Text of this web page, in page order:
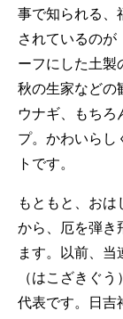
事で知られる、
されているのが
ーフにした土製
秋の生家などの
ウナギ、もちろ
プ。かわいらし
トです。
もともと、おは
から、厄を弾き
ます。以前、
（はこざきぐ
代表です。日吉